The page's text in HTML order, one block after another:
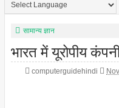
सामान्य ज्ञान
भारत में यूरोपीय
computerguidehindi